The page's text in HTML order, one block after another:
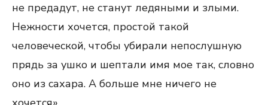
не предадут, не станут ледяными и злыми.
Нежности хочется, простой такой
человеческой, чтобы убирали непослушную
прядь за ушко и шептали имя мое так, словно
оно из сахара. А больше мне ничего не